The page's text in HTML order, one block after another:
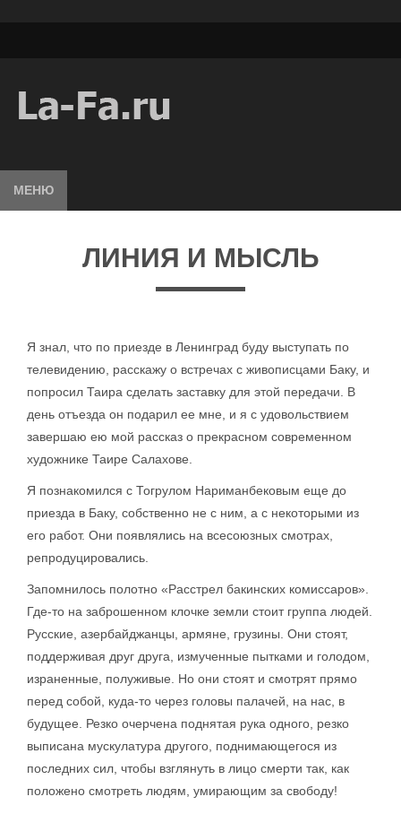
МЕНЮ
ЛИНИЯ И МЫСЛЬ
Я знал, что по приезде в Ленинград буду выступать по
телевидению, расскажу о встречах с живописцами Баку, и
попросил Таира сделать заставку для этой передачи. В
день отъезда он подарил ее мне, и я с удовольствием
завершаю ею мой рассказ о прекрасном современном
художнике Таире Салахове.
Я познакомился с Тогрулом Нариманбековым еще до
приезда в Баку, собственно не с ним, а с некоторыми из
его работ. Они появлялись на всесоюзных смотрах,
репродуцировались.
Запомнилось полотно «Расстрел бакинских комиссаров».
Где-то на заброшенном клочке земли стоит группа людей.
Русские, азербайджанцы, армяне, грузины. Они стоят,
поддерживая друг друга, измученные пытками и голодом,
израненные, полуживые. Но они стоят и смотрят прямо
перед собой, куда-то через головы палачей, на нас, в
будущее. Резко очерчена поднятая рука одного, резко
выписана мускулатура другого, поднимающегося из
последних сил, чтобы взглянуть в лицо смерти так, как
положено смотреть людям, умирающим за свободу!